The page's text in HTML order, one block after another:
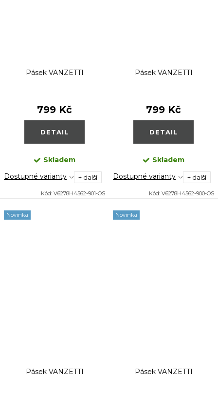
Pásek VANZETTI
799 Kč
DETAIL
Skladem
Dostupné varianty
+ další
Kód: V6278H4562-901-OS
Pásek VANZETTI
799 Kč
DETAIL
Skladem
Dostupné varianty
+ další
Kód: V6278H4562-900-OS
Novinka
Pásek VANZETTI
Novinka
Pásek VANZETTI